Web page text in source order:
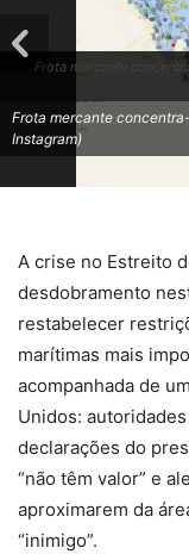
Frota mercante
Frota mercante
Instagram)
A crise no Estreito
desdobramento
restabelecer
marítimas mais
acompanhada de
Unidos:
declarações do
“não têm valor” e
aproximarem da
“inimigo”.